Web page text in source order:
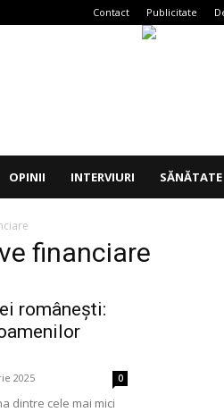
Contact Publicitate
OPINII INTERVIURI SĂNĂTATE
financiare
românești:
2025 0
dintre cele mai mici